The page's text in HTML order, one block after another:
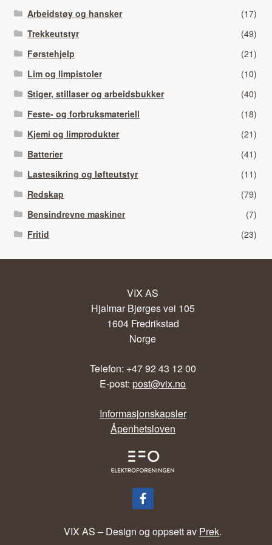
Arbeidstøy og hansker
(17)
Trekkeutstyr
(49)
Førstehjelp
(21)
Lim og limpistoler
(10)
Stiger, stillaser og arbeidsbukker
(40)
Feste- og forbruksmateriell
(18)
Kjemi og limprodukter
(21)
Batterier
(41)
Lastesikring og løfteutstyr
(11)
Redskap
(79)
Bensindrevne maskiner
(7)
Fritid
(23)
VIX AS
Hjalmar Bjørges vei 105
1604 Fredrikstad
Norge
Telefon: +47 92 43 12 00
E-post:post@vix.no
Informasjonskapsler
Åpenhetsloven
VIX AS – Design og oppsett av Prek.